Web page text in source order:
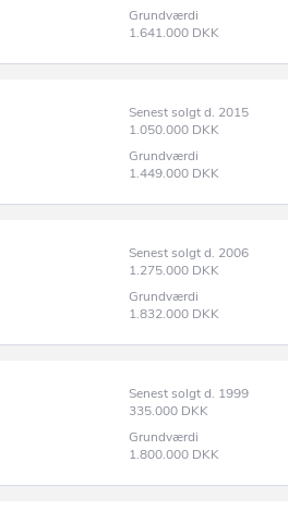
Grundværdi
1.641.000 DKK
Senest solgt d. 2015
1.050.000 DKK
Grundværdi
1.449.000 DKK
Senest solgt d. 2006
1.275.000 DKK
Grundværdi
1.832.000 DKK
Senest solgt d. 1999
335.000 DKK
Grundværdi
1.800.000 DKK